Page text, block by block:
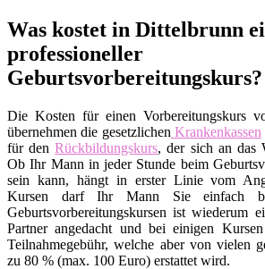
Was kostet in Dittelbrunn
professioneller
Geburtsvorbereitungskurs?
Die Kosten für einen Vorbereitungskurs
übernehmen die gesetzlichen Krankenkassen
für denRückbildungskurs, der sich an das
Ob Ihr Mann in jeder Stunde beim
sein kann, hängt in erster Linie vom
Kursen darf Ihr Mann Sie einfach
Geburtsvorbereitungskursen ist wiederum
Partner angedacht und bei einigen
Teilnahmegebühr, welche aber von vielen
zu 80 % (max. 100 Euro) erstattet wird.